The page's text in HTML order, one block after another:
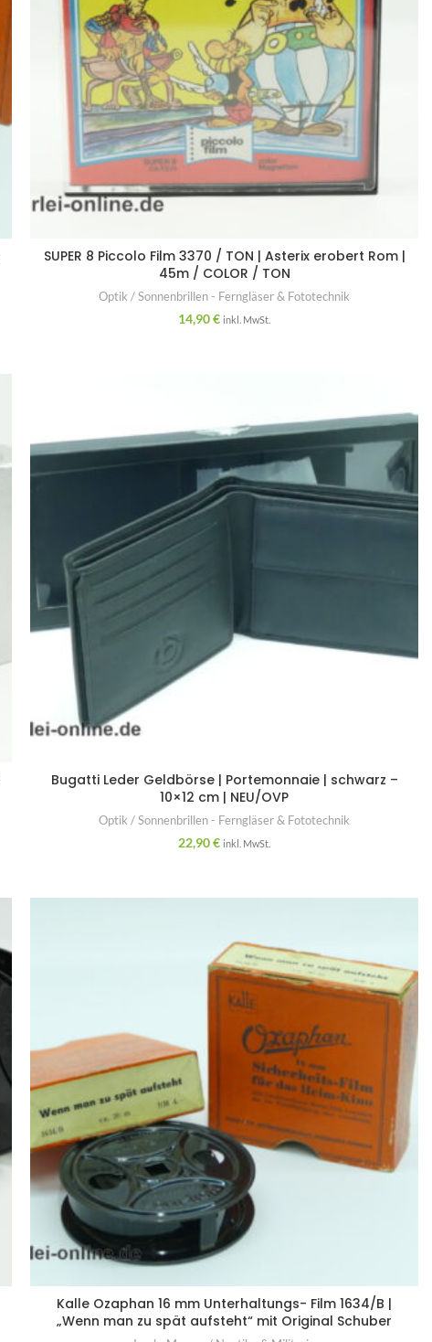
SUPER 8 Piccolo Film 3370 / TON | Asterix erobert Rom |
45m / COLOR / TON
Optik / Sonnenbrillen - Ferngläser & Fototechnik
14,90€ inkl. MwSt.
Bugatti Leder Geldbörse | Portemonnaie | schwarz –
10×12 cm | NEU/OVP
Optik / Sonnenbrillen - Ferngläser & Fototechnik
22,90€ inkl. MwSt.
Kalle Ozaphan 16 mm Unterhaltungs- Film 1634/B |
„Wenn man zu spät aufsteht“ mit Original Schuber